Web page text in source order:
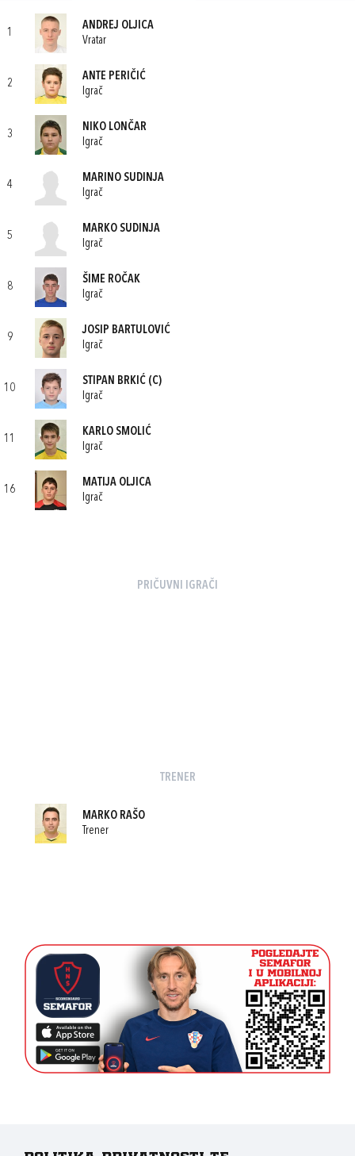
1
ANDREJ OLJICA
Vratar
2
ANTE PERIČIĆ
Igrač
3
NIKO LONČAR
Igrač
4
MARINO SUDINJA
Igrač
5
MARKO SUDINJA
Igrač
8
ŠIME ROČAK
Igrač
9
JOSIP BARTULOVIĆ
Igrač
10
STIPAN BRKIĆ (C)
Igrač
11
KARLO SMOLIĆ
Igrač
16
MATIJA OLJICA
Igrač
PRIČUVNI IGRAČI
TRENER
MARKO RAŠO
Trener